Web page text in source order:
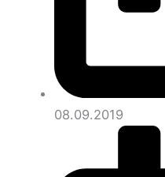
08.09.2019